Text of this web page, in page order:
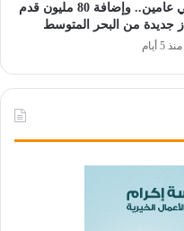
في عامين.. وإضافة 80 مليون قدم
جديدة من البحر المتوسط
منذ 5 أيام